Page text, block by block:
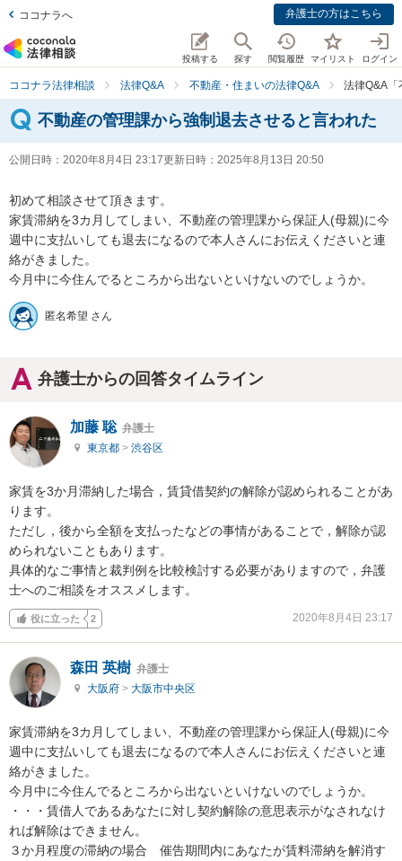
ココナラへ 弁護士の方はこちら
投稿する 探す 閲覧履歴 マイリスト ログイン
ココナラ法律相談 法律Q&A 不動産・住まいの法律Q&A 法律Q&A
不動産の管理課から強制退去させると言われた
公開日時： 2020年8月4日 23:17更新日時： 2025年8月13日 20:50
初めて相談させて頂きます。
家賃滞納を3カ月してしまい、不動産の管理課から保証人(母親)に今
週中に支払いしても退去になるので本人さんにお伝えくださいと連
絡がきました。
今月中に今住んでるところから出ないといけないのでしょうか。
匿名希望 さん
弁護士からの回答タイムライン
加藤 聡 弁護士
東京都 > 渋谷区
家賃を3か月滞納した場合，賃貸借契約の解除が認められることがあ
ります。
ただし，後から全額を支払ったなどの事情があることで，解除が認
められないこともあります。
具体的なご事情と裁判例を比較検討する必要がありますので，弁護
士へのご相談をオススメします。
役に立った 2 2020年8月4日 23:17
森田 英樹 弁護士
大阪府 > 大阪市中央区
家賃滞納を3カ月してしまい、不動産の管理課から保証人(母親)に今
週中に支払いしても退去になるので本人さんにお伝えくださいと連
絡がきました。
今月中に今住んでるところから出ないといけないのでしょうか。
・・・賃借人であるあなたに対し契約解除の意思表示がなされなけ
れば解除はできません。
３か月程度の滞納の場合　催告期間内にあなたが賃料滞納を解消す